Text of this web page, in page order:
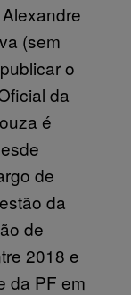
(sem
o
da
é
de
da
de
2018 e
da PF em